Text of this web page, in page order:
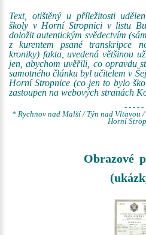
Text, otištěný u příležitosti
školy v Horní Stropnici v listu
doložit autentickým svědectvím
z kurentem psané transkripce
kroniky) fakta, uvedená většinou
jen, abychom uvěřili, co opravdu
samotného článku byl učitelem v
Horní Stropnice (co jen to bylo
zastoupen na webových stranách
- - - - -
* Rychnov nad Malší / Týn nad Vltavou
Horní
Obrazové